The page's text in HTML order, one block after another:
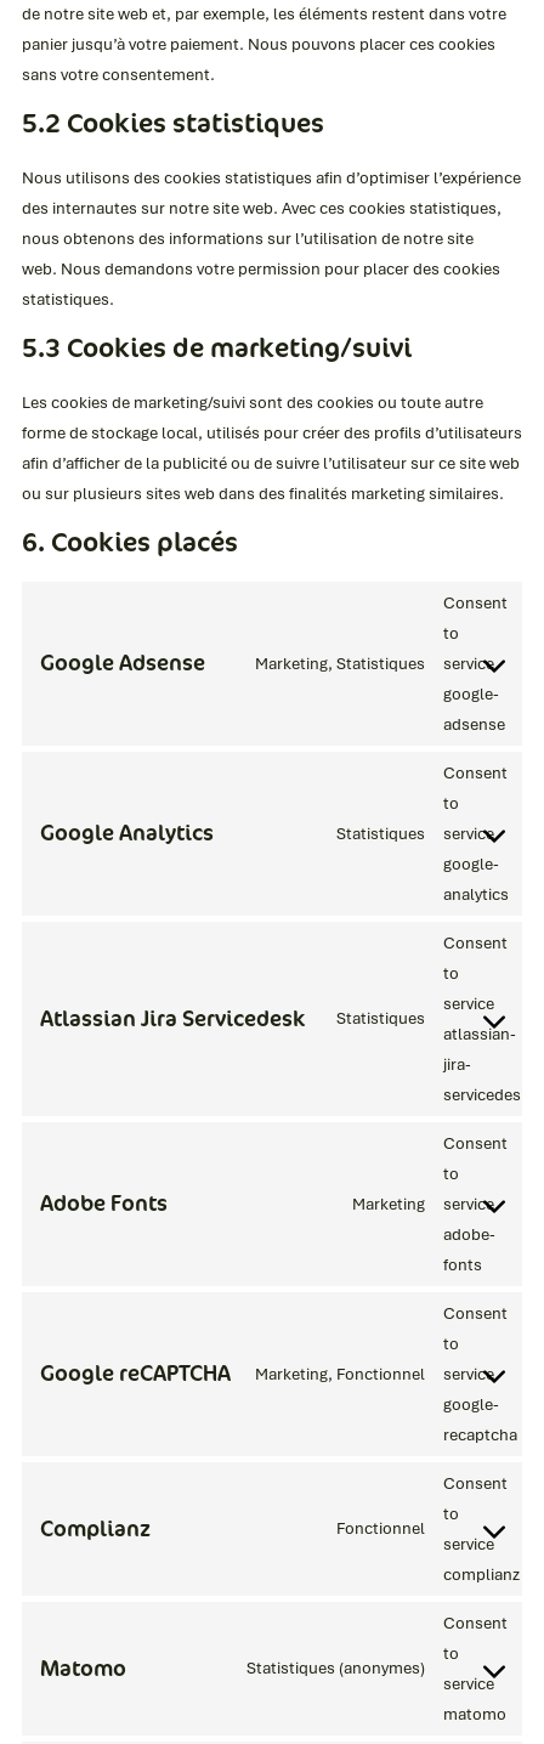
de notre site web et, par exemple, les éléments restent dans votre
panier jusqu’à votre paiement. Nous pouvons placer ces cookies
sans votre consentement.
5.2 Cookies statistiques
Nous utilisons des cookies statistiques afin d’optimiser l’expérience
des internautes sur notre site web. Avec ces cookies statistiques,
nous obtenons des informations sur l’utilisation de notre site
web. Nous demandons votre permission pour placer des cookies
statistiques.
5.3 Cookies de marketing/suivi
Les cookies de marketing/suivi sont des cookies ou toute autre
forme de stockage local, utilisés pour créer des profils d’utilisateurs
afin d’afficher de la publicité ou de suivre l’utilisateur sur ce site web
ou sur plusieurs sites web dans des finalités marketing similaires.
6. Cookies placés
Google Adsense Marketing, Statistiques
Consent
to
service
google-
adsense
Google Analytics Statistiques
Consent
to
service
google-
analytics
Atlassian Jira Servicedesk Statistiques
Consent
to
service
atlassian-
jira-
servicedesk
Adobe Fonts Marketing
Consent
to
service
adobe-
fonts
Google reCAPTCHA Marketing, Fonctionnel
Consent
to
service
google-
recaptcha
Complianz Fonctionnel
Consent
to
service
complianz
Matomo Statistiques (anonymes)
Consent
to
service
matomo